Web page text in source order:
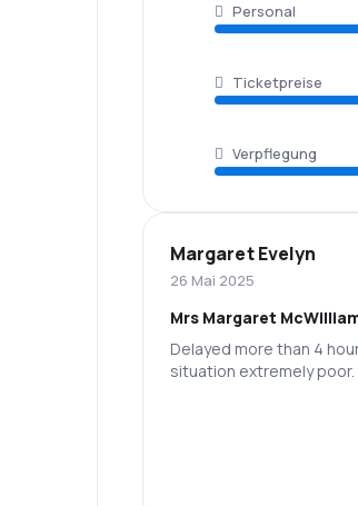
Personal
Ticketpreise
Verpflegung
Margaret Evelyn
26 Mai 2025
Mrs Margaret
Delayed more than 4
situation extremely poor.